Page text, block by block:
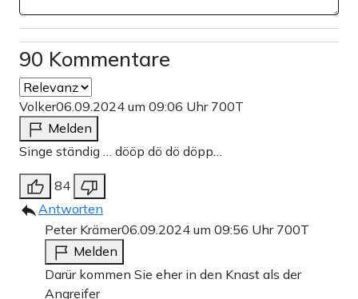
90 Kommentare
Volker06.09.2024 um 09:06 Uhr 700T
Melden
Singe ständig … dööp dö dö döpp…
84
Antworten
Peter Krämer06.09.2024 um 09:56 Uhr 700T
Melden
Darür kommen Sie eher in den Knast als der
Angreifer